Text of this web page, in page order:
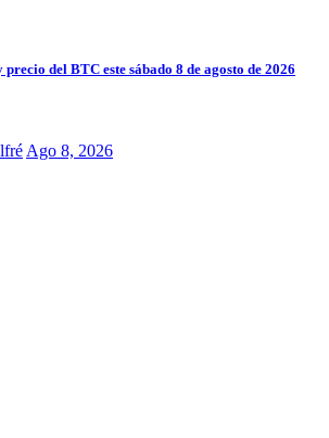
del BTC este sábado 8 de agosto de 2026
Ago 8, 2026